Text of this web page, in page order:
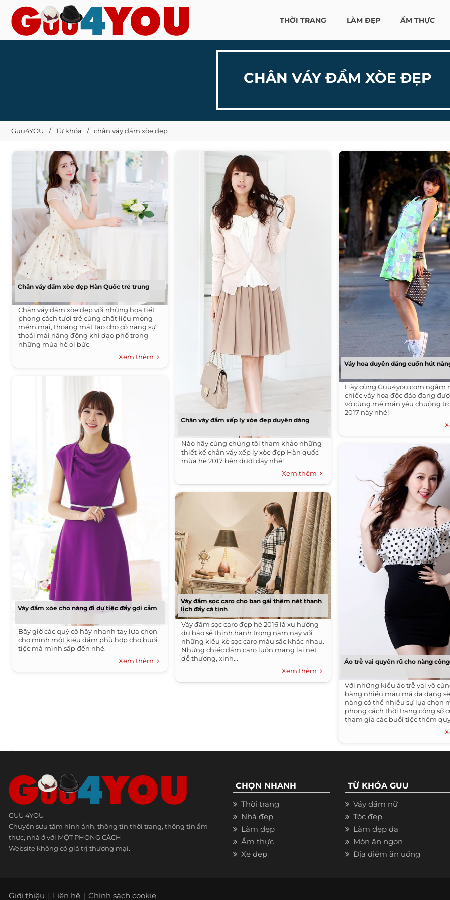
THỜI TRANG LÀM ĐẸP ẨM THỰC
CHÂN VÁY ĐẦM XÒE ĐẸP
Guu4YOU Từ khóa chân váy đầm xòe đẹp
Chân váy đầm xòe đẹp Hàn Quốc trẻ trung
Chân váy đầm xòe đẹp với những họa tiết
phong cách tươi trẻ cùng chất liệu mỏng
mềm mại, thoáng mát tạo cho cô nàng sự
thoải mái năng động khi dạo phố trong
những mùa hè oi bức
Xem thêm
Váy đầm xòe cho nàng đi dự tiệc đầy gợi cảm
Bây giờ các quý cô hãy nhanh tay lựa chọn
cho mình một kiểu đầm phù hợp cho buổi
tiệc mà mình sắp đến nhé.
Xem thêm
Chân váy đầm xếp ly xòe đẹp duyên dáng
Nào hãy cùng chúng tôi tham khảo những
thiết kế chân váy xếp ly xòe đẹp Hàn quốc
mùa hè 2017 bên dưới đây nhé!
Xem thêm
Váy đầm sọc caro cho bạn gái thêm nét thanh
lịch đầy cá tính
Váy đầm sọc caro đẹp hè 2016 là xu hướng
dự báo sẽ thịnh hành trong năm nay với
những kiểu kẻ sọc caro màu sắc khác nhau.
Những chiếc đầm caro luôn mang lại nét
dễ thương, xinh...
Xem thêm
Váy hoa duyên dáng cuốn hút
Hãy cùng Guu4you.com ngắm
chiếc váy hoa độc đáo đang
vô cùng mê mẩn yêu chuộng
2017 này nhé!
Áo trễ vai quyến rũ cho nàng
Với những kiểu áo trễ vai vô
bằng nhiều mẫu mã đa dạng
nàng có thể nhiều sự lụa chọn
phong cách thời trang công sở
tham gia các buổi tiệc thêm
trung và xinh đẹp hơn. Chúc
xinh đẹp và chọn lựa cho mình
trang đẹp nhất và phù hợp với
GUU 4YOU
Chuyên sưu tầm hình ảnh, thông tin thời trang, thông tin ẩm
thực, nhà ở với MỘT PHONG CÁCH
Website không có giá trị thương mại.
CHỌN NHANH
Thời trang
Nhà đẹp
Làm đẹp
Ẩm thực
Xe đẹp
TỪ KHÓA GUU
Váy đầm nữ
Tóc đẹp
Làm đẹp da
Món ăn ngon
Địa điểm ăn uống
Giới thiệu Liên hệ Chính sách cookie